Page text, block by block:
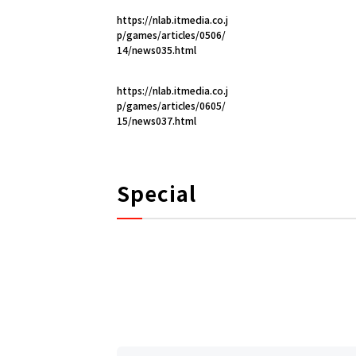
https://nlab.itmedia.co.j
p/games/articles/0506/
14/news035.html
https://nlab.itmedia.co.j
p/games/articles/0605/
15/news037.html
Special